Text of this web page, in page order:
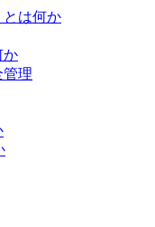
とは何か
か
理